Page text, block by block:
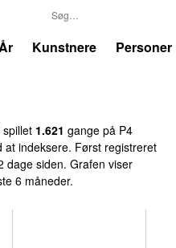
Kunstnere Personer
1.621 gange på P4
at indeksere. Først registreret
dage siden. Grafen viser
6 måneder.